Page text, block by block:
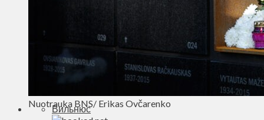
Ищу семью
Духовное пространство
Спорт
Технологии
Вильнюс
Nuotrauka BNS/ Erikas Ovčarenko